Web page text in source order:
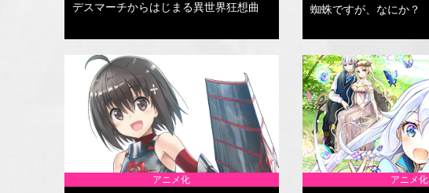
デスマーチからはじまる異世界狂想曲 蜘蛛ですが、なにか？
アニメ化 アニメ化